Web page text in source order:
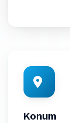
Konum